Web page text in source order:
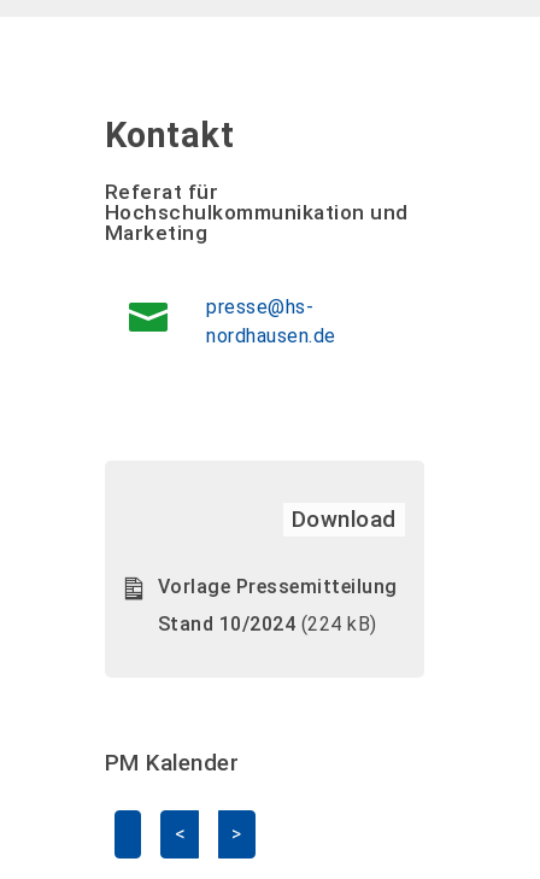
Kontakt
Referat für
Hochschulkommunikation und
Marketing
presse@hs-
nordhausen.de
Download
Vorlage Pressemitteilung
Stand 10/2024 (224 kB)
PM Kalender
Kalender überspringen
< >